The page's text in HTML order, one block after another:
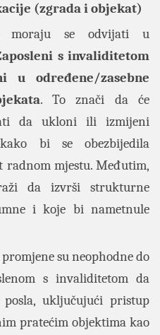
(zgrada i objekat)
moraju se odvijati u
s invaliditetom
u određene/zasebne
. To znači da će
da ukloni ili izmijeni
bi se obezbijedila
mjestu. Međutim,
da izvrši strukturne
i koje bi nametnule
su neophodne do
s invaliditetom da
uključujući pristup
pratećim objektima kao